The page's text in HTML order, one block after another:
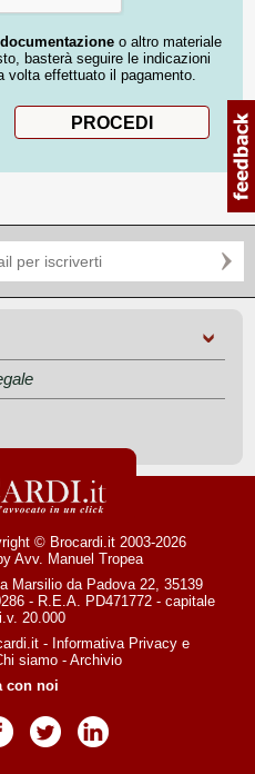
o altro materiale
basterà seguire le indicazioni
volta effettuato il pagamento.
© Brocardi.it 2003-2026
Avv. Manuel Tropea
Marsilio da Padova 22, 35139
- R.E.A. PD471772 - capitale
20.000
- Informativa Privacye
siamo - Archivio
con noi
Facebook
Pagina TwitterPagina LinkedIn